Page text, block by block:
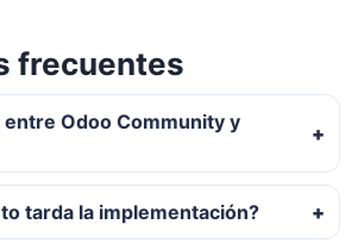
frecuentes
entre Odoo Community y
tarda la implementación?